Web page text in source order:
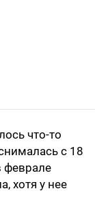
что-то
с 18
феврале
хотя у нее